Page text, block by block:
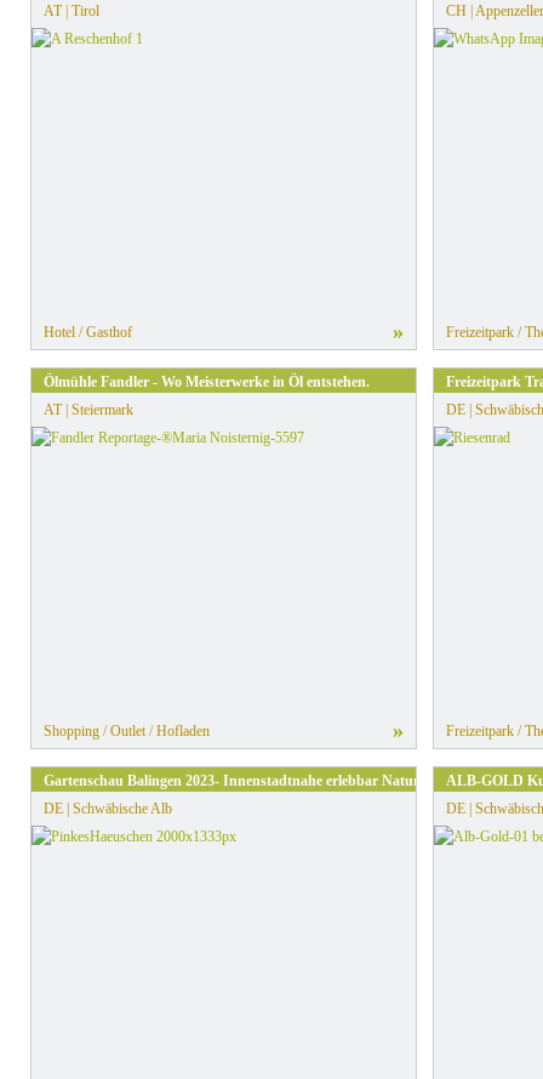
AT | Tirol
Hotel / Gasthof »
CH |
Freizeitpark /
Ölmühle Fandler - Wo Meisterwerke in Öl entstehen.
AT | Steiermark
Shopping / Outlet / Hofladen »
Freizeitpark
DE |
Freizeitpark /
Gartenschau Balingen 2023- Innenstadtnahe erlebbar Natur
DE | Schwäbische Alb
ALB-GOLD
DE |